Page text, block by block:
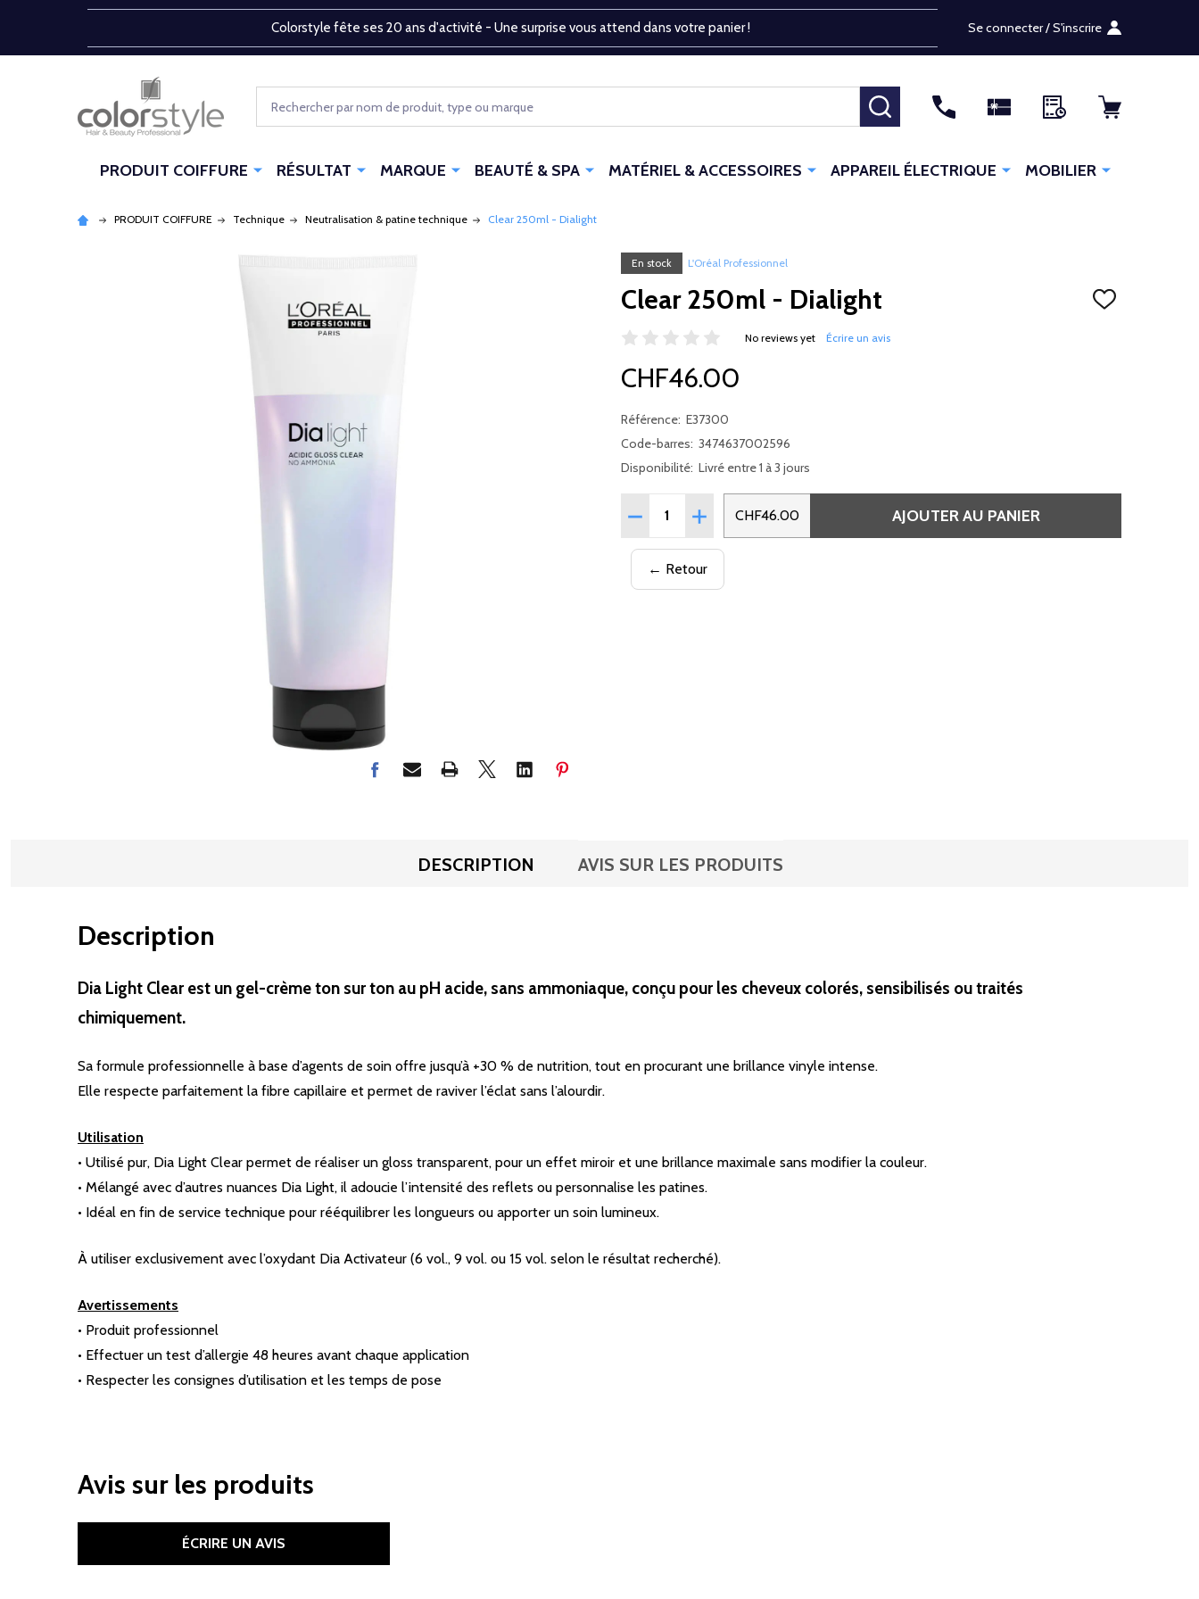
Colorstyle fête ses 20 ans d'activité - Une surprise vous attend dans votre panier ! Se connecter / S'inscrire
RECHERCHER
PRODUIT COIFFURE RÉSULTAT MARQUE BEAUTÉ & SPA MATÉRIEL & ACCESSOIRES APPAREIL ÉLECTRIQUE MOBILIER
PRODUIT COIFFURE Technique Neutralisation & patine technique Clear 250ml - Dialight
En stock L'Oréal Professionnel
Clear 250ml - Dialight
AJOUTER
No reviews yet Écrire un avis
CHF46.00
Référence: E37300
Code-barres: 3474637002596
Disponibilité: Livré entre 1 à 3 jours
Quantité:
RÉDUIRE LA QUANTITÉ DE CLEAR 250ML - DIALIGHT
AUGMENTER LA QUANTITÉ DE CLEAR 250ML - DIALIGHT
CHF46.00 AJOUTER AU PANIER
← Retour
DESCRIPTION AVIS SUR LES PRODUITS
Description
Dia Light Clear est un gel-crème ton sur ton au pH acide, sans ammoniaque, conçu pour les cheveux colorés, sensibilisés ou traités
chimiquement.
Sa formule professionnelle à base d’agents de soin offre jusqu’à +30 % de nutrition, tout en procurant une brillance vinyle intense.
Elle respecte parfaitement la fibre capillaire et permet de raviver l’éclat sans l’alourdir.
Utilisation
• Utilisé pur, Dia Light Clear permet de réaliser un gloss transparent, pour un effet miroir et une brillance maximale sans modifier la couleur.
• Mélangé avec d’autres nuances Dia Light, il adoucie l’intensité des reflets ou personnalise les patines.
• Idéal en fin de service technique pour rééquilibrer les longueurs ou apporter un soin lumineux.
À utiliser exclusivement avec l’oxydant Dia Activateur (6 vol., 9 vol. ou 15 vol. selon le résultat recherché).
Avertissements
• Produit professionnel
• Effectuer un test d’allergie 48 heures avant chaque application
• Respecter les consignes d’utilisation et les temps de pose
Avis sur les produits
ÉCRIRE UN AVIS